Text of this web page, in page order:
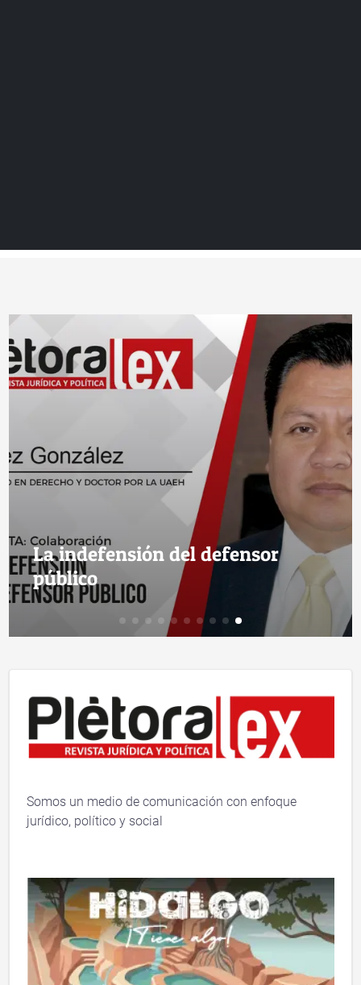
La indefensión del defensor
público
Somos un medio de comunicación con enfoque
jurídico, político y social